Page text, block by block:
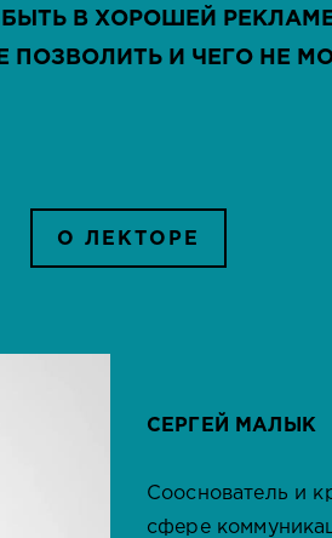
В ХОРОШЕЙ
ПОЗВОЛИТЬ И ЧЕГО НЕ
О ЛЕКТОРЕ
СЕРГЕЙ МАЛЫК
Сооснователь и
сфере